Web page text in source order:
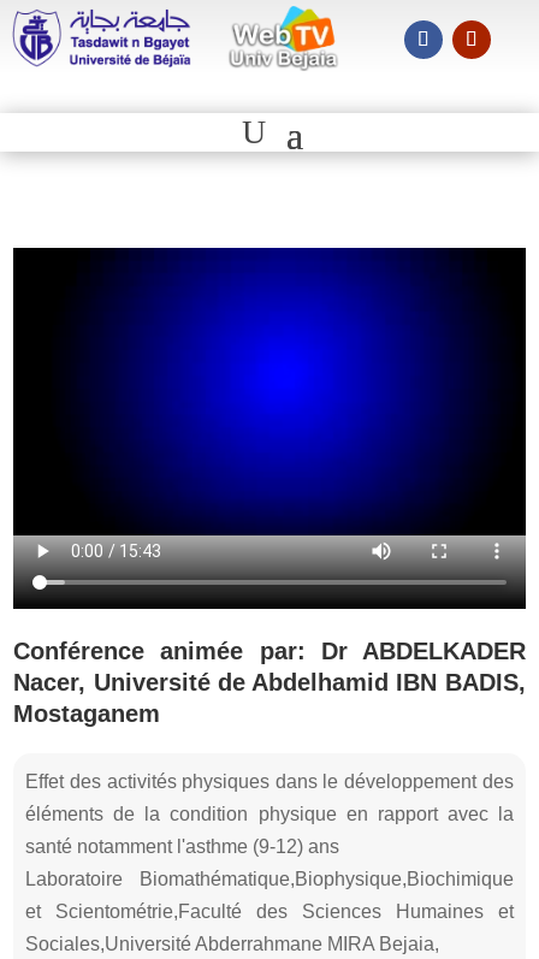
Conférence animée par: Dr ABDELKADER
Nacer, Université de Abdelhamid IBN BADIS,
Mostaganem
Effet des activités physiques dans le développement des
éléments de la condition physique en rapport avec la
santé notamment l'asthme (9-12) ans
Laboratoire Biomathématique,Biophysique,Biochimique
et Scientométrie,Faculté des Sciences Humaines et
Sociales,Université Abderrahmane MIRA Bejaia,